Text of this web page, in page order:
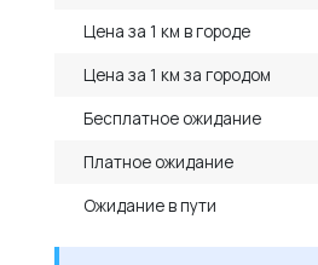
Цена за 1 км в городе
Цена за 1 км за городом
Бесплатное ожидание
Платное ожидание
Ожидание в пути